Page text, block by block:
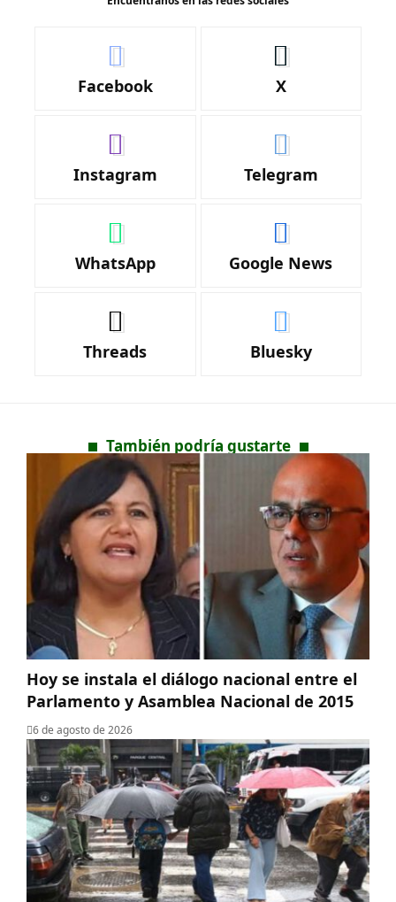
Facebook X
Instagram Telegram
WhatsApp Google News
Threads Bluesky
También podría gustarte
Hoy se instala el diálogo nacional entre el
Parlamento y Asamblea Nacional de 2015
6 de agosto de 2026